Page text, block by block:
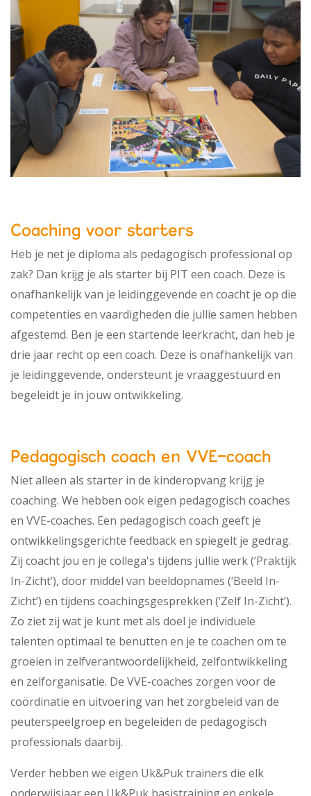
Coaching voor starters
Heb je net je diploma als pedagogisch professional op
zak? Dan krijg je als starter bij PIT een coach. Deze is
onafhankelijk van je leidinggevende en coacht je op die
competenties en vaardigheden die jullie samen hebben
afgestemd. Ben je een startende leerkracht, dan heb je
drie jaar recht op een coach. Deze is onafhankelijk van
je leidinggevende, ondersteunt je vraaggestuurd en
begeleidt je in jouw ontwikkeling.
Pedagogisch coach en VVE-coach
Niet alleen als starter in de kinderopvang krijg je
coaching. We hebben ook eigen pedagogisch coaches
en VVE-coaches. Een pedagogisch coach geeft je
ontwikkelingsgerichte feedback en spiegelt je gedrag.
Zij coacht jou en je collega's tijdens jullie werk (‘Praktijk
In-Zicht’), door middel van beeldopnames (‘Beeld In-
Zicht’) en tijdens coachingsgesprekken (‘Zelf In-Zicht’).
Zo ziet zij wat je kunt met als doel je individuele
talenten optimaal te benutten en je te coachen om te
groeien in zelfverantwoordelijkheid, zelfontwikkeling
en zelforganisatie. De VVE-coaches zorgen voor de
coördinatie en uitvoering van het zorgbeleid van de
peuterspeelgroep en begeleiden de pedagogisch
professionals daarbij.
Verder hebben we eigen Uk&Puk trainers die elk